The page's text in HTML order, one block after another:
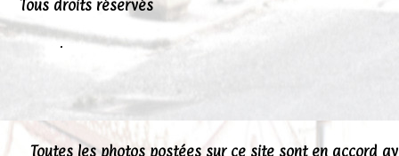
Tous droits réservés
.
Toutes les photos postées sur ce site sont en accord